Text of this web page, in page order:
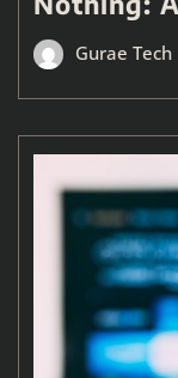
Gurae Tech